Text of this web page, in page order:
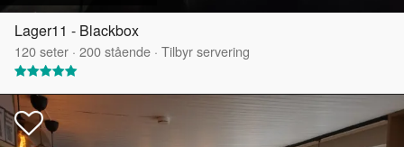
Lager11 - Blackbox
120seter · 200stående · Tilbyr servering